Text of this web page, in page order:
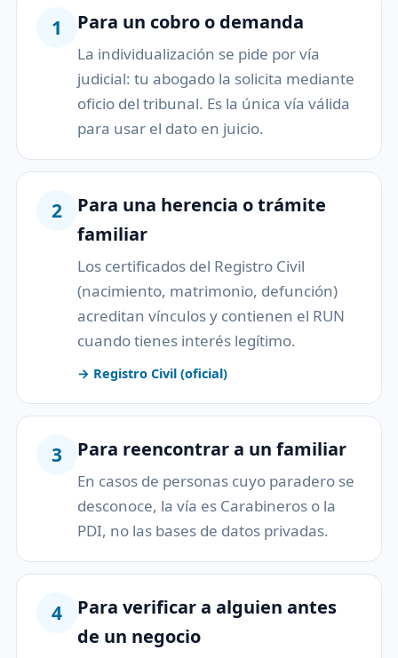
1 Para un cobro o demanda
La individualización se pide por vía
judicial: tu abogado la solicita mediante
oficio del tribunal. Es la única vía válida
para usar el dato en juicio.
2
Para una herencia o trámite
familiar
Los certificados del Registro Civil
(nacimiento, matrimonio, defunción)
acreditan vínculos y contienen el RUN
cuando tienes interés legítimo.
→ Registro Civil (oficial)
3 Para reencontrar a un familiar
En casos de personas cuyo paradero se
desconoce, la vía es Carabineros o la
PDI, no las bases de datos privadas.
4
Para verificar a alguien antes
de un negocio